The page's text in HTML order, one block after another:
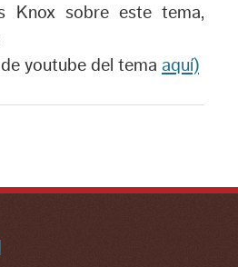
Knox sobre este tema,
youtube del tema aquí)